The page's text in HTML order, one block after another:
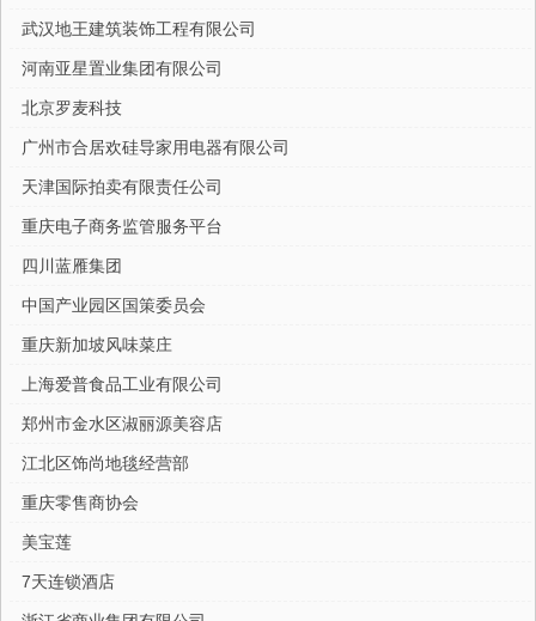
武汉地王建筑装饰工程有限公司
河南亚星置业集团有限公司
北京罗麦科技
广州市合居欢硅导家用电器有限公司
天津国际拍卖有限责任公司
重庆电子商务监管服务平台
四川蓝雁集团
中国产业园区国策委员会
重庆新加坡风味菜庄
上海爱普食品工业有限公司
郑州市金水区淑丽源美容店
江北区饰尚地毯经营部
重庆零售商协会
美宝莲
7天连锁酒店